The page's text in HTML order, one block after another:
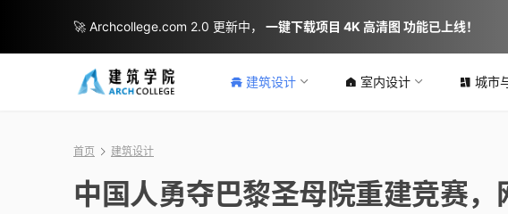
建筑设计 室内设计 城市
首页 建筑设计
中国人勇夺巴黎圣母院重建竞赛
🚀 Archcollege.com 2.0 更新中， 一键下载项目 4K 高清图 功能已上线！